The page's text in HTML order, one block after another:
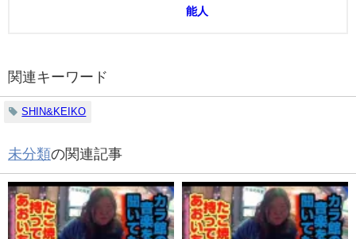
能人
関連キーワード
SHIN&KEIKO
未分類の関連記事